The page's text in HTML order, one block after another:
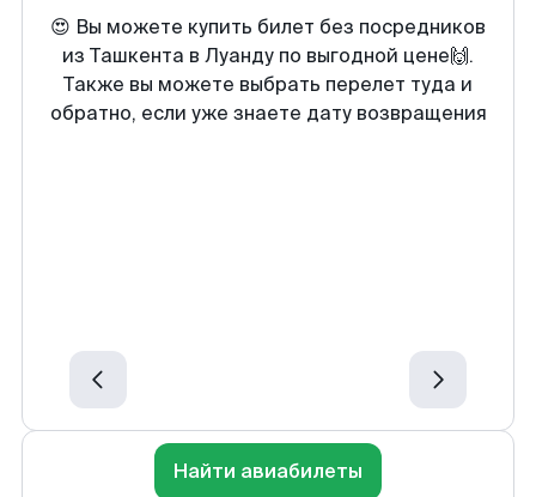
😍 Вы можете купить билет без посредников
из Ташкента в Луанду по выгодной цене🙌.
Также вы можете выбрать перелет туда и
обратно, если уже знаете дату возвращения
Найти авиабилеты